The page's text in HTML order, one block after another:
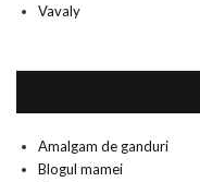
Vavaly
Amalgam de ganduri
Blogul mamei